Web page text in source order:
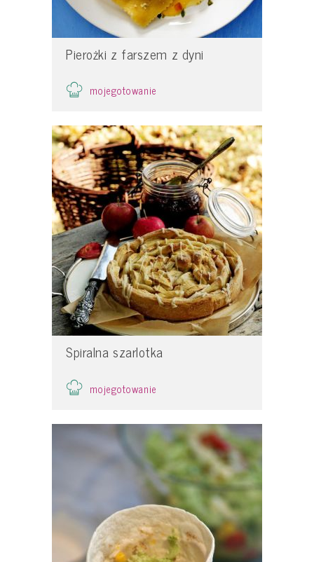
Pierożki z farszem z dyni
mojegotowanie
Spiralna szarlotka
mojegotowanie